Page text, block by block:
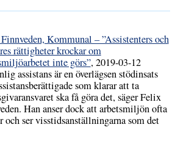
Kommunal – ”Assistenters och
rättigheter krockar om
inte görs”, 2019-03-12
assistans är en överlägsen stödinsats
som klarar att ta
ska få göra det, säger Felix
Han anser dock att arbetsmiljön ofta
och ser visstidsanställningarna som det